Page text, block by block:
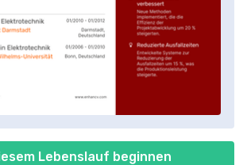
Lebenslauf beginnen